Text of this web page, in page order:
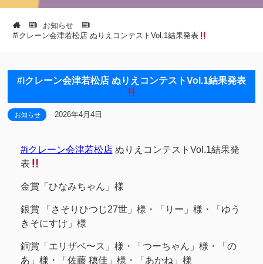
お知らせ
#iクレーン会津若松店 ぬりえコンテストVol.1結果発表
#iクレーン会津若松店 ぬりえコンテストVol.1結果発表
お知らせ 2026年4月4日
#iクレーン会津若松店 ぬりえコンテストVol.1結果発
表
金賞「ひなみちゃん」様
銀賞 「さそりひつじ27世」様・「りー」様・「ゆう
きそにすけ」様
銅賞「エリザベ〜ス」様・「つーちゃん」様・「の
あ」様・「佐藤 穂佳」様・「あかね」様